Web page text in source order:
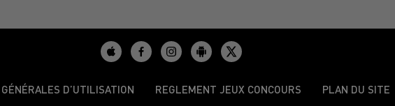
D’UTILISATION REGLEMENT JEUX CONCOURS PLAN DU SITE